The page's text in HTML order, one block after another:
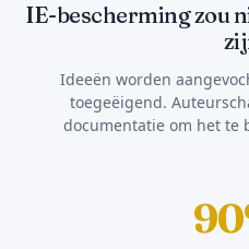
IE-bescherming zou
Ideeën worden
toegeëigend.
documentatie om het te